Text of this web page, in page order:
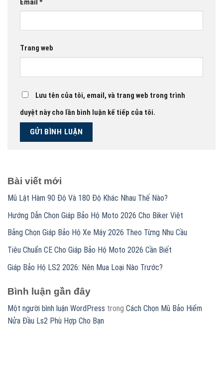
Email *
Trang web
Lưu tên của tôi, email, và trang web trong trình
duyệt này cho lần bình luận kế tiếp của tôi.
Bài viết mới
Mũ Lật Hàm 90 Độ Và 180 Độ Khác Nhau Thế Nào?
Hướng Dẫn Chọn Giáp Bảo Hộ Moto 2026 Cho Biker Việt
Bảng Chọn Giáp Bảo Hộ Xe Máy 2026 Theo Từng Nhu Cầu
Tiêu Chuẩn CE Cho Giáp Bảo Hộ Moto 2026 Cần Biết
Giáp Bảo Hộ LS2 2026: Nên Mua Loại Nào Trước?
Bình luận gần đây
Một người bình luận WordPress trong Cách Chọn Mũ Bảo Hiểm
Nửa Đầu Ls2 Phù Hợp Cho Bạn